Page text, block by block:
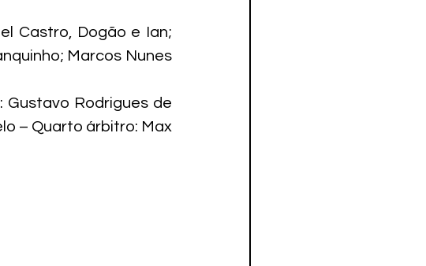
Castro, Dogão e Ian;
Marcos Nunes
Gustavo Rodrigues de
– Quarto árbitro: Max